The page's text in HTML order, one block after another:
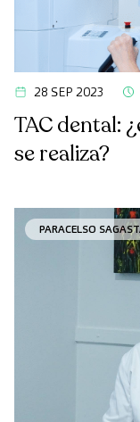
28 SEP 2023
TAC dental:
se realiza?
PARACELSO